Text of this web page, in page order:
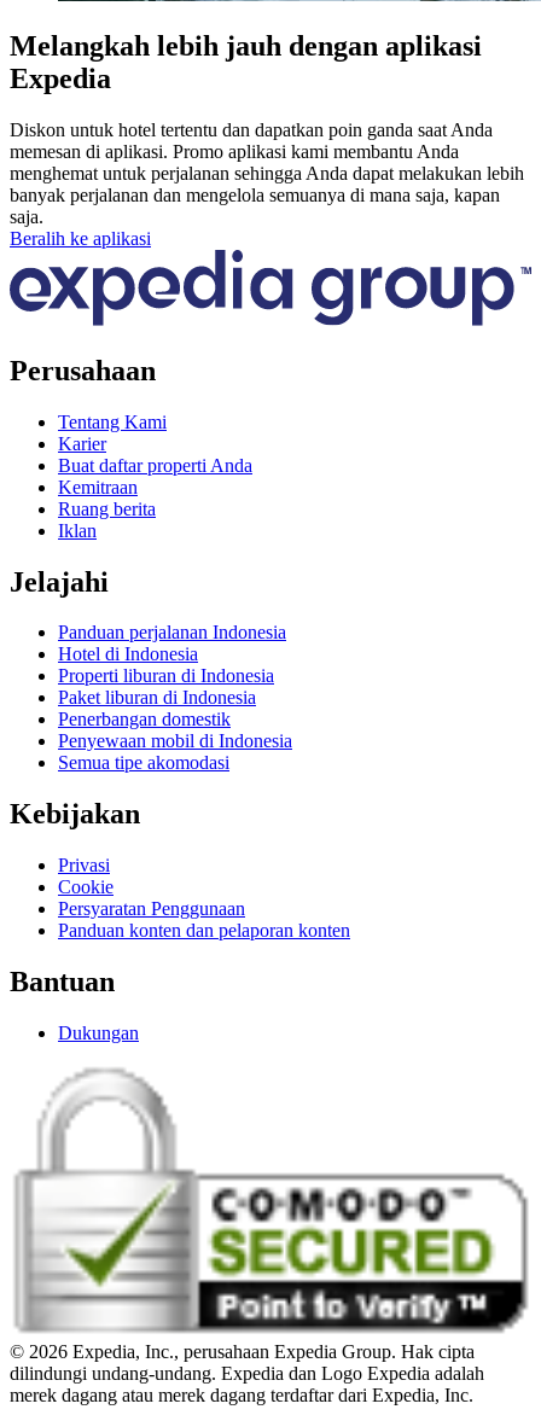
Melangkah lebih jauh dengan aplikasi
Expedia
Diskon untuk hotel tertentu dan dapatkan poin ganda saat Anda
memesan di aplikasi. Promo aplikasi kami membantu Anda
menghemat untuk perjalanan sehingga Anda dapat melakukan lebih
banyak perjalanan dan mengelola semuanya di mana saja, kapan
saja.
Beralih ke aplikasi
Perusahaan
Tentang Kami
Karier
Buat daftar properti Anda
Kemitraan
Ruang berita
Iklan
Jelajahi
Panduan perjalanan Indonesia
Hotel di Indonesia
Properti liburan di Indonesia
Paket liburan di Indonesia
Penerbangan domestik
Penyewaan mobil di Indonesia
Semua tipe akomodasi
Kebijakan
Privasi
Cookie
Persyaratan Penggunaan
Panduan konten dan pelaporan konten
Bantuan
Dukungan
© 2026 Expedia, Inc., perusahaan Expedia Group. Hak cipta
dilindungi undang-undang. Expedia dan Logo Expedia adalah
merek dagang atau merek dagang terdaftar dari Expedia, Inc.